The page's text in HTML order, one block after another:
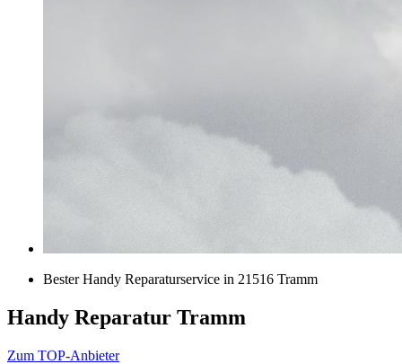
Bester Handy Reparaturservice in 21516 Tramm
Handy Reparatur Tramm
Zum TOP-Anbieter